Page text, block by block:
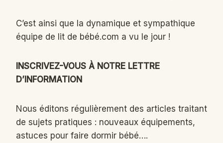
C’est ainsi que la dynamique et sympathique
équipe de lit de bébé.com a vu le jour !
INSCRIVEZ-VOUS À NOTRE LETTRE
D’INFORMATION
Nous éditons régulièrement des articles traitant
de sujets pratiques : nouveaux équipements,
astuces pour faire dormir bébé….